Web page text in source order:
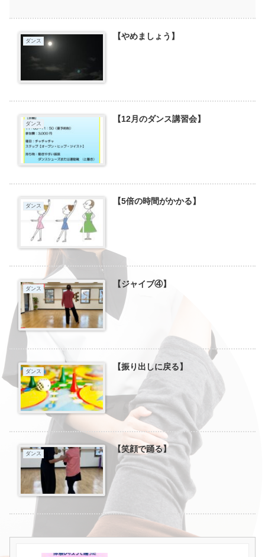
ダンス 【やめましょう】
ダンス 【12月のダンス講習会】
ダンス 【5倍の時間がかかる】
ダンス 【ジャイブ④】
ダンス 【振り出しに戻る】
ダンス 【笑顔で踊る】